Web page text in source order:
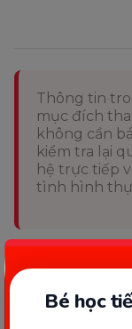
Bé học
Thông tin
mục đích
không cần
kiểm tra lại
hệ trực tiếp
tình hình